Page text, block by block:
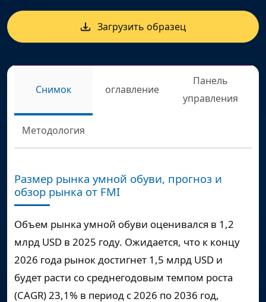
Загрузить образец
Снимок оглавление
Панель
управления
Методология
Размер рынка умной обуви, прогноз и
обзор рынка от FMI
Объем рынка умной обуви оценивался в 1,2
млрд USD в 2025 году. Ожидается, что к концу
2026 года рынок достигнет 1,5 млрд USD и
будет расти со среднегодовым темпом роста
(CAGR)23,1% в период с 2026 по 2036 год,